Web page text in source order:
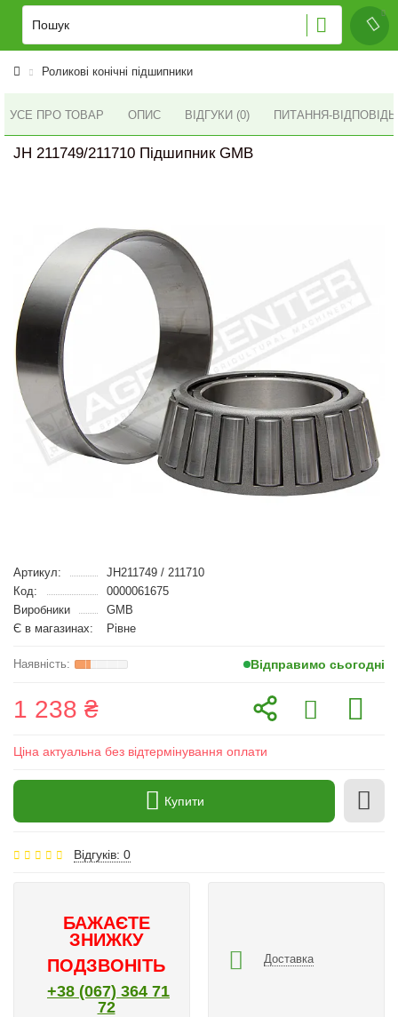
Роликові конічні підшипники
УСЕ ПРО ТОВАР ОПИС ВІДГУКИ (0) ПИТАННЯ-
JH 211749/211710 Підшипник GMB
Артикул:
JH211749 / 211710
Код:
0000061675
Виробники
GMB
Є в магазинах:
Рівне
Відправимо сьогодні
1 238 ₴
Ціна актуальна без відтермінування оплати
Купити
Відгуків: 0
БАЖАЄТЕ
ЗНИЖКУ
ПОДЗВОНІТЬ
+38 (067) 364 71
72
Доставка